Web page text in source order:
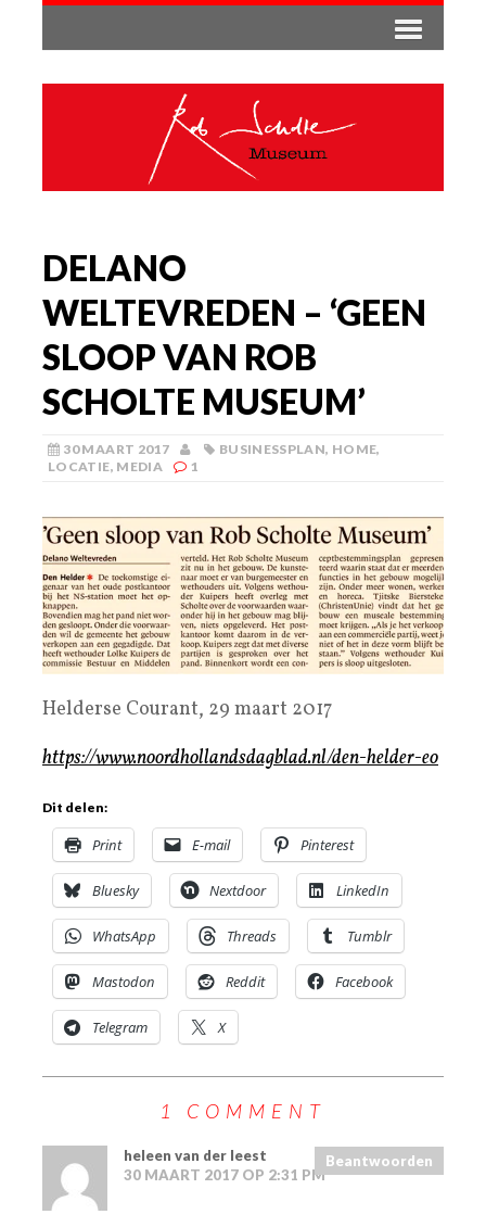
DELANO
WELTEVREDEN – ‘GEEN
SLOOP VAN ROB
SCHOLTE MUSEUM’
30 MAART 2017 BUSINESSPLAN, HOME,
LOCATIE, MEDIA 1
Helderse Courant, 29 maart 2017
https://www.noordhollandsdagblad.nl/den-helder-eo
Dit delen:
Print E-mail Pinterest
Bluesky Nextdoor LinkedIn
WhatsApp Threads Tumblr
Mastodon Reddit Facebook
Telegram X
1 COMMENT
heleen van der leest
30 MAART 2017 OP 2:31 PM
Beantwoorden